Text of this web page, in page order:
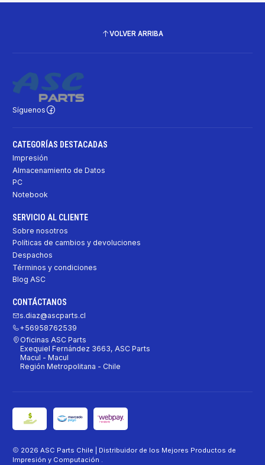
VOLVER ARRIBA
Síguenos
CATEGORÍAS DESTACADAS
Impresión
Almacenamiento de Datos
PC
Notebook
SERVICIO AL CLIENTE
Sobre nosotros
Políticas de cambios y devoluciones
Despachos
Términos y condiciones
Blog ASC
CONTÁCTANOS
s.diaz@ascparts.cl
+56958762539
Oficinas ASC Parts
Exequiel Fernández 3663, ASC Parts
Macul - Macul
Región Metropolitana - Chile
2026 ASC Parts Chile | Distribuidor de los Mejores Productos de
Impresión y Computación .